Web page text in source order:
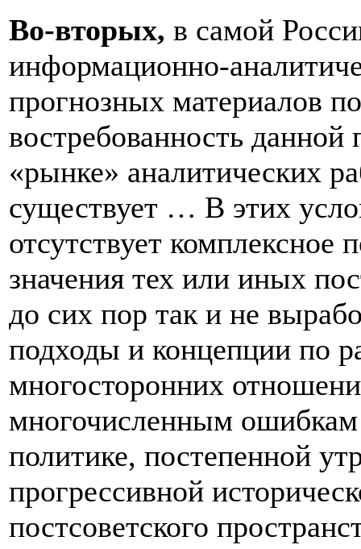
Во-вторых, в самой
информационно-
прогнозных материалов
востребованность
«рынке» аналитических
существует … В этих
отсутствует
значения тех или иных
до сих пор так и не
подходы и концепции по
многосторонних
многочисленным ошибкам
политике, постепенной
прогрессивной
постсоветского